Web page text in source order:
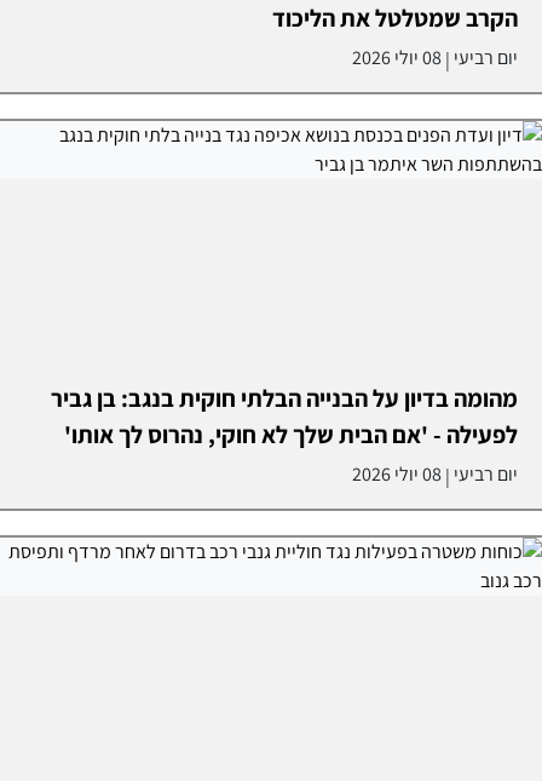
הקרב שמטלטל את הליכוד
יום רביעי |08 יולי 2026
מהומה בדיון על הבנייה הבלתי חוקית בנגב: בן גביר
לפעילה - 'אם הבית שלך לא חוקי, נהרוס לך אותו'
יום רביעי |08 יולי 2026